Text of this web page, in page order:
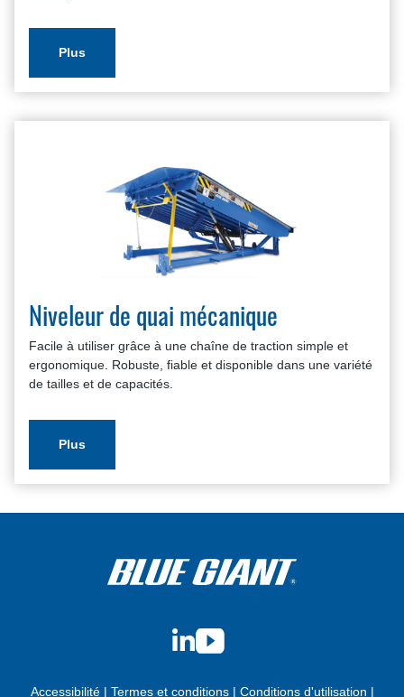
Plus
Niveleur de quai mécanique
Facile à utiliser grâce à une chaîne de traction simple et
ergonomique. Robuste, fiable et disponible dans une variété
de tailles et de capacités.
Plus
LinkedIn
YouTube
Accessibilité | Termes et conditions| Conditions d'utilisation |